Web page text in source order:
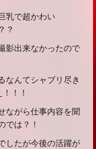
乳で超かわい
？
影出来なかったので
なんてシャブリ尽き
！！
ながら仕事内容を聞
では？！
したが今後の活躍が